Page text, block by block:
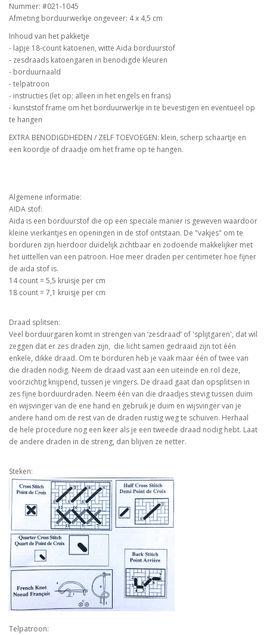
Nummer: #021-1045
Afmeting borduurwerkje ongeveer: 4 x 4,5 cm
Inhoud van het pakketje
- lapje 18-count katoenen, witte Aida borduurstof
- zesdraads katoengaren in benodigde kleuren
- borduurnaald
- telpatroon
- instructies (let op; alleen in het engels en frans)
- kunststof frame om het borduurwerkje in te bevestigen en eventueel op
te hangen
EXTRA BENODIGDHEDEN / ZELF TOEVOEGEN: klein, scherp schaartje en
een koordje of draadje om het frame op te hangen.
Algemene informatie:
AIDA stof:
Aida is een borduurstof die op een speciale manier is geweven waardoor
kleine vierkantjes en openingen in de stof ontstaan. De "vakjes" om te
borduren zijn hierdoor duidelijk zichtbaar en zodoende makkelijker met
het uittellen van een patroon. Hoe meer draden per centimeter hoe fijner
de aida stof is.
14 count = 5,5 kruisje per cm
18 count = 7,1 kruisje per cm
Draad splitsen:
Veel borduurgaren komt in strengen van ‘zesdraad’ of 'splijtgaren', dat wil
zeggen dat er zes draden zijn, die licht samen gedraaid zijn tot één
enkele, dikke draad. Om te borduren heb je vaak maar één of twee van
die draden nodig. Neem de draad vast aan een uiteinde en rol deze,
voorzichtig knijpend, tussen je vingers. De draad gaat dan opsplitsen in
zes fijne borduurdraden. Neem één van die draadjes stevig tussen duim
en wijsvinger van de ene hand en gebruik je duim en wijsvinger van je
andere hand om de rest van de draden rustig weg te schuiven. Herhaal
de hele procedure nog een keer als je een tweede draad nodig hebt. Laat
de andere draden in de streng, dan blijven ze netter.
Steken:
Telpatroon: